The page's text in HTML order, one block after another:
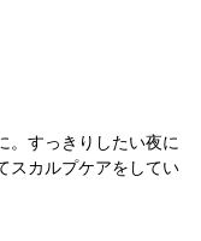
。すっきりしたい夜に
スカルプケアをしてい